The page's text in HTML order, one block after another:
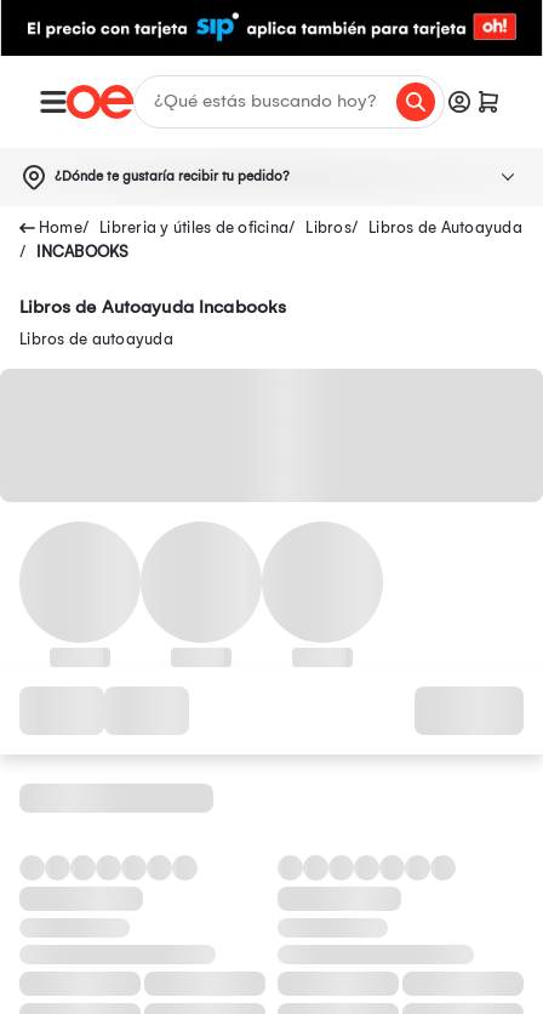
¿Dónde te gustaría recibir tu pedido?
Libreria y útiles de oficina Libros
Libros de Autoayuda
INCABOOKS
Libros de Autoayuda Incabooks
Libros de autoayuda